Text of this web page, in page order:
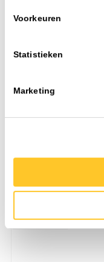
Voorkeuren
Statistieken
Marketing